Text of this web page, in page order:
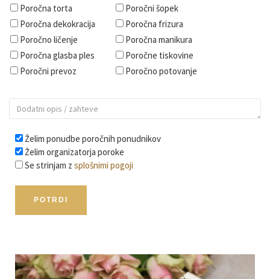
Poročna torta
Poročni šopek
Poročna dekokracija
Poročna frizura
Poročno ličenje
Poročna manikura
Poročna glasba ples
Poročne tiskovine
Poročni prevoz
Poročno potovanje
Želim ponudbe poročnih ponudnikov
Želim organizatorja poroke
Se strinjam z splošnimi pogoji
Izpostavljeni poročni članki in